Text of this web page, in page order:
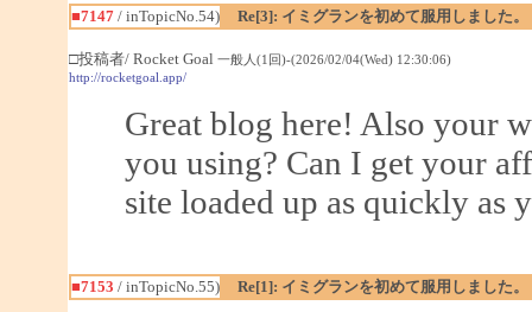
■7147/ inTopicNo.54) Re[3]: イミグランを初めて服用しました。
□投稿者/ Rocket Goal 一般人(1回)-(2026/02/04(Wed) 12:30:06)
http://rocketgoal.app/
Great blog here! Also your
you using? Can I get your
site loaded up as quickly as
■7153 / inTopicNo.55) Re[1]: イミグランを初めて服用しました。